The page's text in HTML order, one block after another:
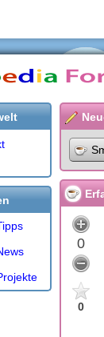
0
0